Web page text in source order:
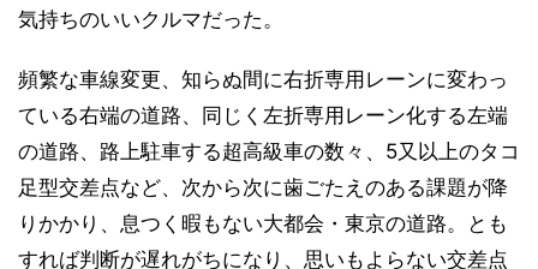
気持ちのいいクルマだった。
頻繁な車線変更、知らぬ間に右折専用レーンに変わっ
ている右端の道路、同じく左折専用レーン化する左端
の道路、路上駐車する超高級車の数々、5又以上のタコ
足型交差点など、次から次に歯ごたえのある課題が降
りかかり、息つく暇もない大都会・東京の道路。とも
すれば判断が遅れがちになり、思いもよらない交差点